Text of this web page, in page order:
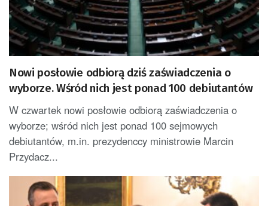
Nowi posłowie odbiorą dziś zaświadczenia o
wyborze. Wśród nich jest ponad 100 debiutantów
W czwartek nowi posłowie odbiorą zaświadczenia o
wyborze; wśród nich jest ponad 100 sejmowych
debiutantów, m.in. prezydenccy ministrowie Marcin
Przydacz...